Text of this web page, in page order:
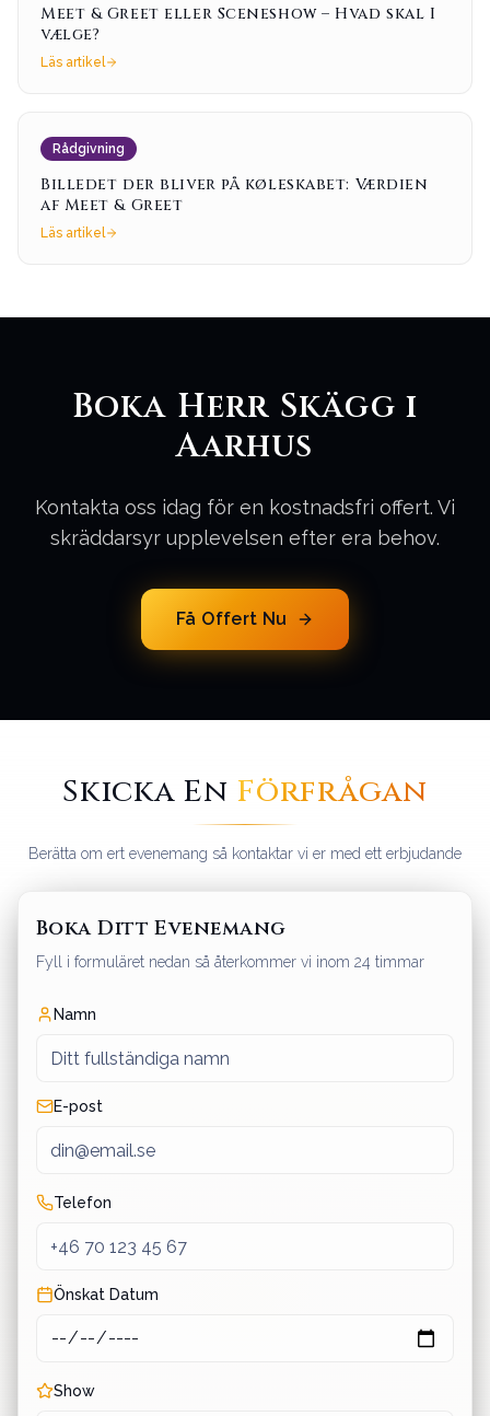
Meet & Greet eller Sceneshow – Hvad skal I
vælge?
Läs artikel
Rådgivning
Billedet der bliver på køleskabet: Værdien
af Meet & Greet
Läs artikel
Boka Herr Skägg i
Aarhus
Kontakta oss idag för en kostnadsfri offert. Vi
skräddarsyr upplevelsen efter era behov.
Få Offert Nu
Skicka En Förfrågan
Berätta om ert evenemang så kontaktar vi er med ett erbjudande
Boka Ditt Evenemang
Fyll i formuläret nedan så återkommer vi inom 24 timmar
Namn
E-post
Telefon
Önskat Datum
Show